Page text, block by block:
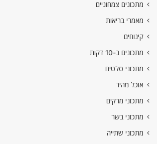
מתכונים צמחוניים
מאמרי בריאות
קינוחים
מתכונים ב-10 דקות
מתכוני סלטים
אוכל מהיר
מתכוני מרקים
מתכוני בשר
מתכוני שתייה